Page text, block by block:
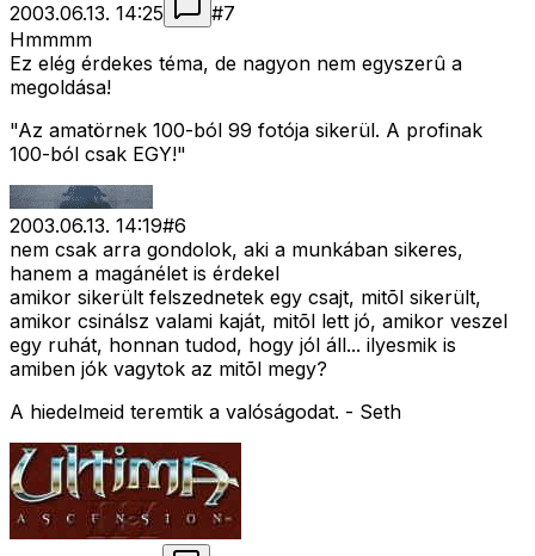
2003.06.13. 14:25 #7
Hmmmm
Ez elég érdekes téma, de nagyon nem egyszerû a
megoldása!
"Az amatörnek 100-ból 99 fotója sikerül. A profinak
100-ból csak EGY!"
2003.06.13. 14:19#6
nem csak arra gondolok, aki a munkában sikeres,
hanem a magánélet is érdekel
amikor sikerült felszednetek egy csajt, mitõl sikerült,
amikor csinálsz valami kaját, mitõl lett jó, amikor veszel
egy ruhát, honnan tudod, hogy jól áll... ilyesmik is
amiben jók vagytok az mitõl megy?
A hiedelmeid teremtik a valóságodat. - Seth